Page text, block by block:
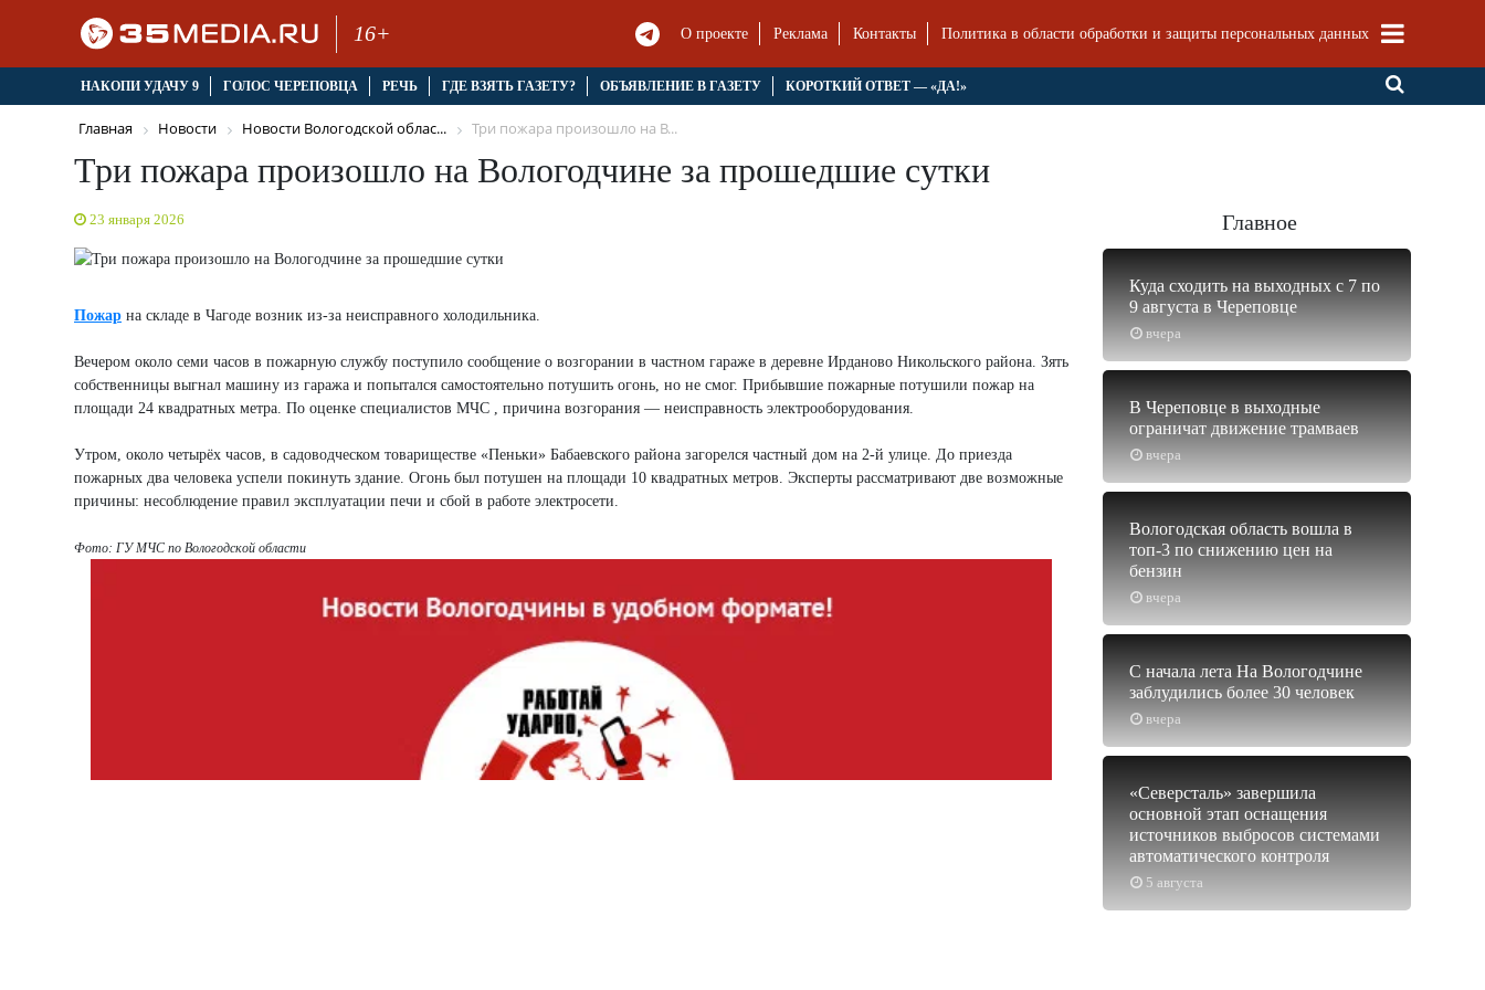
16+ О проекте Реклама Контакты Политика в области обработки и защиты персональных данных
НАКОПИ УДАЧУ 9 ГОЛОС ЧЕРЕПОВЦА РЕЧЬ ГДЕ ВЗЯТЬ ГАЗЕТУ? ОБЪЯВЛЕНИЕ В ГАЗЕТУ КОРОТКИЙ ОТВЕТ — «ДА!»
Главная Новости Новости Вологодской облас... Три пожара произошло на В...
Три пожара произошло на Вологодчине за прошедшие сутки
23 января 2026
Пожар на складе в Чагоде возник из-за неисправного холодильника.
Вечером около семи часов в пожарную службу поступило сообщение о возгорании в частном гараже в деревне Ирданово Никольского района. Зять
собственницы выгнал машину из гаража и попытался самостоятельно потушить огонь, но не смог. Прибывшие пожарные потушили пожар на
площади 24 квадратных метра. По оценке специалистов МЧС , причина возгорания — неисправность электрооборудования.
Утром, около четырёх часов, в садоводческом товариществе «Пеньки» Бабаевского района загорелся частный дом на 2-й улице. До приезда
пожарных два человека успели покинуть здание. Огонь был потушен на площади 10 квадратных метров. Эксперты рассматривают две возможные
причины: несоблюдение правил эксплуатации печи и сбой в работе электросети.
Фото: ГУ МЧС по Вологодской области
Главное
вчера
Куда сходить на выходных с 7 по
9 августа в Череповце
вчера
В Череповце в выходные
ограничат движение трамваев
вчера
Вологодская область вошла в
топ-3 по снижению цен на
бензин
вчера
С начала лета На Вологодчине
заблудились более 30 человек
5 августа
«Северсталь» завершила
основной этап оснащения
источников выбросов системами
автоматического контроля